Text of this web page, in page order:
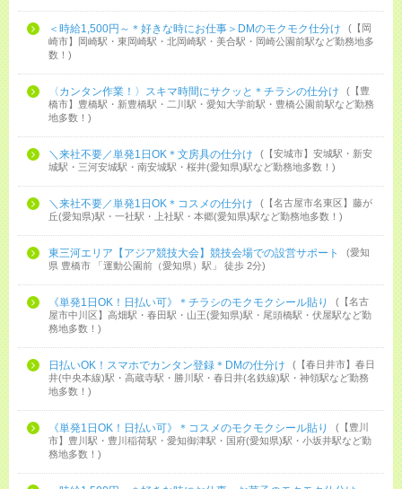
＜時給1,500円～＊好きな時にお仕事＞DMのモクモク仕分け
【岡
崎市】岡崎駅・東岡崎駅・北岡崎駅・美合駅・岡崎公園前駅など勤務地多
数！
〈カンタン作業！〉スキマ時間にサクッと＊チラシの仕分け
【豊
橋市】豊橋駅・新豊橋駅・二川駅・愛知大学前駅・豊橋公園前駅など勤務
地多数！
＼来社不要／単発1日OK＊文房具の仕分け
【安城市】安城駅・新安
城駅・三河安城駅・南安城駅・桜井(愛知県)駅など勤務地多数！
＼来社不要／単発1日OK＊コスメの仕分け
【名古屋市名東区】藤が
丘(愛知県)駅・一社駅・上社駅・本郷(愛知県)駅など勤務地多数！
東三河エリア【アジア競技大会】競技会場での設営サポート
愛知
県 豊橋市 「運動公園前（愛知県）駅」 徒歩 2分
《単発1日OK！日払い可》＊チラシのモクモクシール貼り
【名古
屋市中川区】高畑駅・春田駅・山王(愛知県)駅・尾頭橋駅・伏屋駅など勤
務地多数！
日払いOK！スマホでカンタン登録＊DMの仕分け
【春日井市】春日
井(中央本線)駅・高蔵寺駅・勝川駅・春日井(名鉄線)駅・神領駅など勤務
地多数！
《単発1日OK！日払い可》＊コスメのモクモクシール貼り
【豊川
市】豊川駅・豊川稲荷駅・愛知御津駅・国府(愛知県)駅・小坂井駅など勤
務地多数！